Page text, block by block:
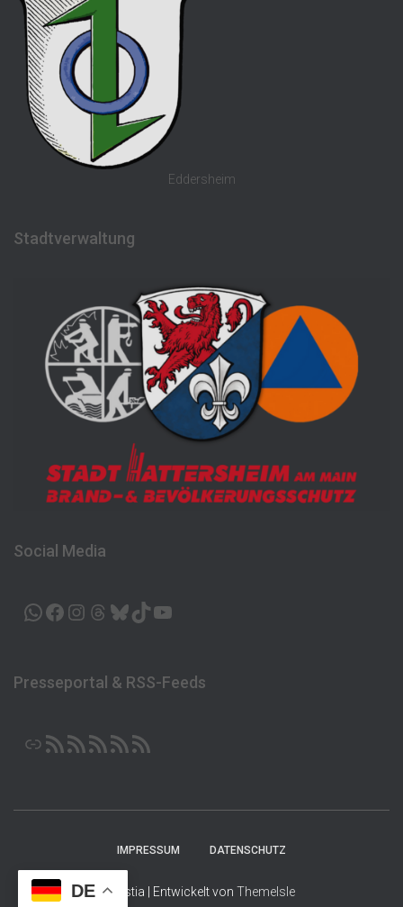
Eddersheim
Stadtverwaltung
Social Media
WHATSAPP FACEBOOK INSTAGRAM THREADS BLUESKY TIKTOK
Presseportal & RSS-Feeds
LINK RSS-FEED RSS-FEED RSS-FEED RSS-FEED
IMPRESSUM DATENSCHUTZ
Hestia | Entwickelt von ThemeIsle
DE